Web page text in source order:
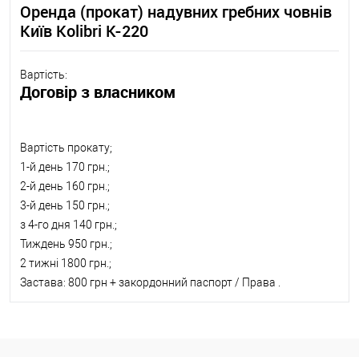
Оренда (прокат) надувних гребних човнів
Київ Kolibri К-220
Вартість:
Договір з власником
Вартість прокату;
1-й день 170 грн.;
2-й день 160 грн.;
3-й день 150 грн.;
з 4-го дня 140 грн.;
Тиждень 950 грн.;
2 тижні 1800 грн.;
Застава: 800 грн + закордонний паспорт / Права .